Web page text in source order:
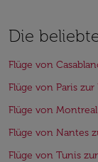
Die
Flüge von
Flüge von Paris
Flüge von
Flüge von Nantes
Flüge von Tunis